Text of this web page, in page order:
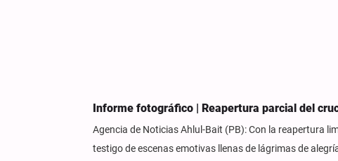
Informe fotográfico | Reapertura parcial del
Agencia de Noticias Ahlul-Bait (PB): Con la reapertura
testigo de escenas emotivas llenas de lágrimas de